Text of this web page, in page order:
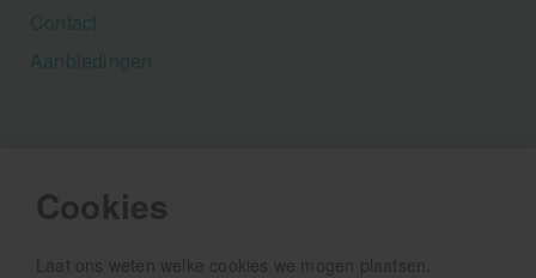
Cookies
Laat ons weten welke cookies we mogen plaatsen.
Contact
Aanbiedingen
MediVit
5706 AC Helmond